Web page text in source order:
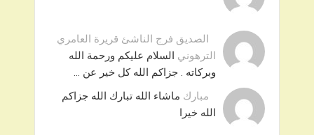
الصديق فرج الناشئ قريرة العامري
الترهوني السلام عليكم ورحمة الله
وبركاته . جزاكم الله كل خير عن …
مبارك ماشاء الله تبارك الله جزاكم
الله خيرا